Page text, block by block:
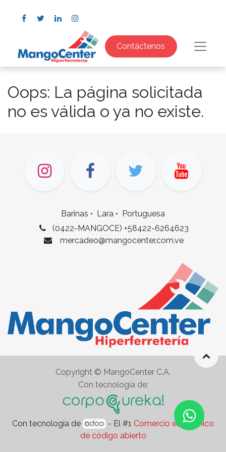
Contáctenos
Oops: La página solicitada
no es válida o ya no existe.
Barinas • Lara • Portuguesa
(0422-MANGOCE)+58422-6264623
mercadeo@mangocenter.com.ve
Copyright © MangoCenter C.A.
Con tecnología de:
Con tecnología de - El #1 Comercio electrónico
de código abierto